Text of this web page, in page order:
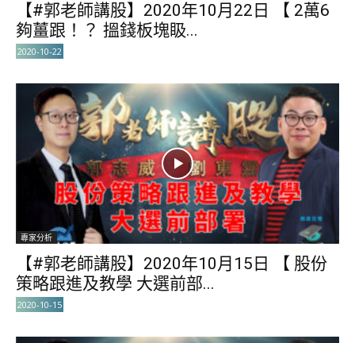
【#郭老師講股】2020年10月22日 【 2萬6
夠薑跟！？ 搵錢板塊𥄫...
2020-10-22
專家分析
【#郭老師講股】2020年10月15日 【 股份
策略跟進及教學 大選前部...
2020-10-15